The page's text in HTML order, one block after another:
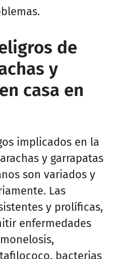
de
y
casa en
implicados en la
y garrapatas
son variados y
Las
y prolíficas,
enfermedades
bacterias